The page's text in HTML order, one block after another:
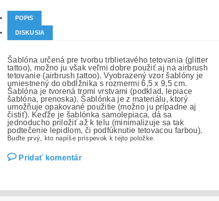
POPIS
DISKUSIA
Šablóna určená pre tvorbu trblietavého tetovania (glitter
tattoo), možno ju však veľmi dobre použiť aj na airbrush
tetovanie (airbrush tattoo). Vyobrazený vzor šablóny je
umiestnený do obdĺžnika s rozmermi 6,5 x 9,5 cm.
Šablóna je tvorená tromi vrstvami (podklad, lepiace
šablóna, prenoska). Šablónka je z materiálu, ktorý
umožňuje opakované použitie (možno ju prípadne aj
čistiť). Keďže je šablónka samolepiaca, dá sa
jednoducho priložiť až k telu (minimalizuje sa tak
podtečenie lepidlom, či podfúknutie tetovacou farbou).
Buďte prvý, kto napíše príspevok k tejto položke.
Pridať komentár